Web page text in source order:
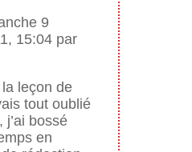
9
15:04 par
leçon de
tout oublié
j’ai bossé
en